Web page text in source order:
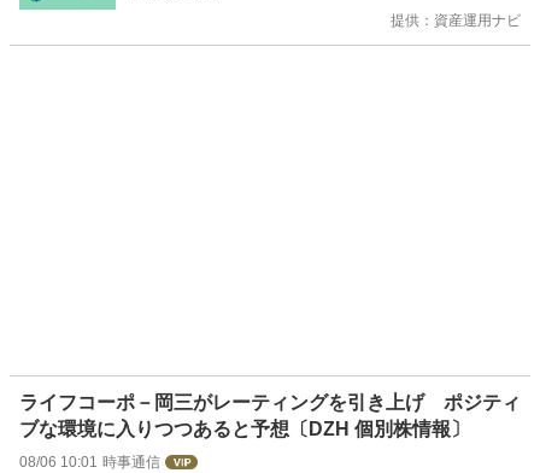
提供：資産運用ナビ
ライフコーポ－岡三がレーティングを引き上げ ポジティ
ブな環境に入りつつあると予想〔DZH 個別株情報〕
08/06 10:01 時事通信